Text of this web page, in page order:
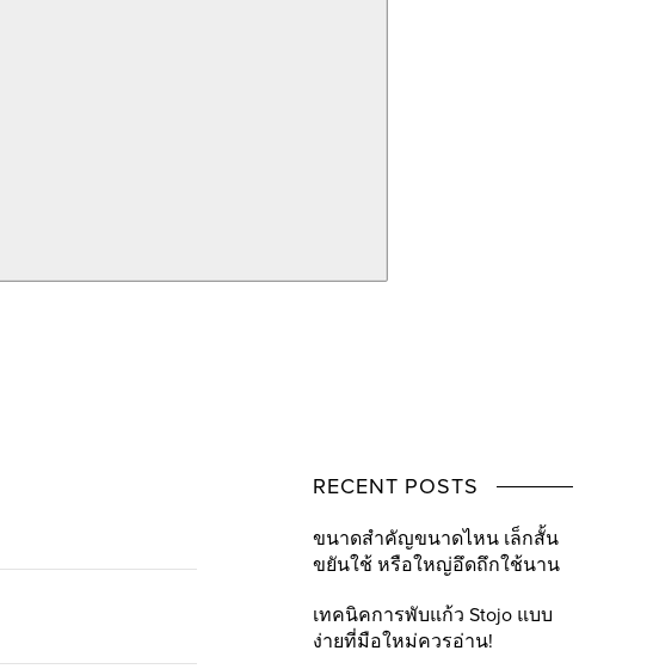
RECENT POSTS
ขนาดสำคัญขนาดไหน เล็กสั้น
ขยันใช้ หรือใหญ่อึดถึกใช้นาน
เทคนิคการพับแก้ว Stojo แบบ
ง่ายที่มือใหม่ควรอ่าน!